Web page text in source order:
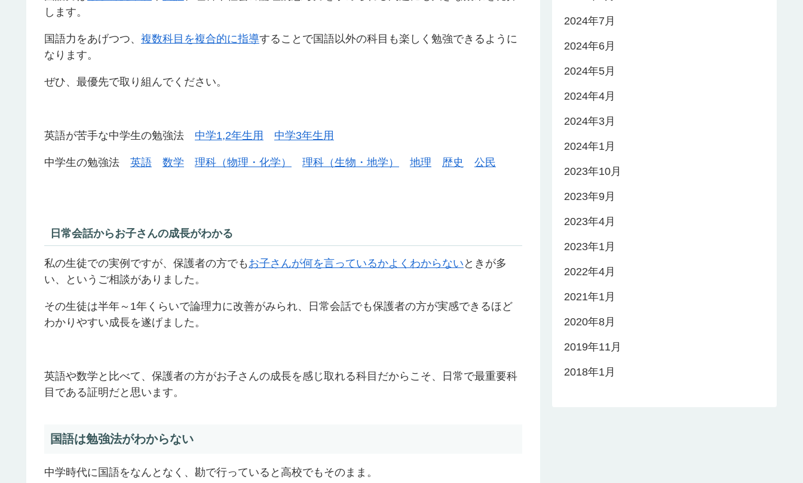
します。
国語力をあげつつ、 複数科目を複合的に指導することで国語以外の科目も楽しく勉強できるように
なります。
ぜひ、最優先で取り組んでください。
英語が苦手な中学生の勉強法 中学1,2年生用 中学3年生用
中学生の勉強法 英語 数学 理科（物理・化学） 理科（生物・地学） 地理 歴史 公民
日常会話からお子さんの成長がわかる
私の生徒での実例ですが、保護者の方でも お子さんが何を言っているかよくわからない ときが多
い、というご相談がありました。
その生徒は半年～1年くらいで論理力に改善がみられ、日常会話でも保護者の方が実感できるほど
わかりやすい成長を遂げました。
英語や数学と比べて、保護者の方がお子さんの成長を感じ取れる科目だからこそ、日常で最重要科
目である証明だと思います。
国語は勉強法がわからない
中学時代に国語をなんとなく、勘で行っていると高校でもそのまま。
2024年7月
2024年6月
2024年5月
2024年4月
2024年3月
2024年1月
2023年10月
2023年9月
2023年4月
2023年1月
2022年4月
2021年1月
2020年8月
2019年11月
2018年1月